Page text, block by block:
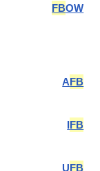
FBOW
AFB
IFB
UFB